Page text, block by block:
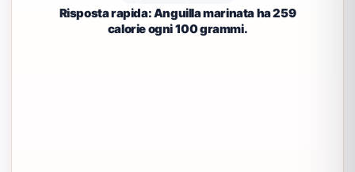
Risposta rapida: Anguilla marinata ha 259
calorie ogni 100 grammi.